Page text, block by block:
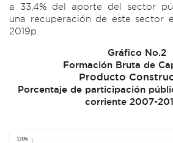
a 33,4% del aporte del sector
una recuperación de este sector
2019p.
Gráfico No.2
Formación Bruta de
Producto
Porcentaje de participación
corriente 2007-